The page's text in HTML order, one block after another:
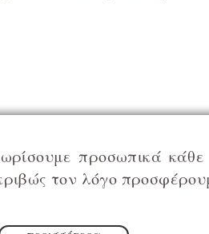
προσωπικά
τον λόγο